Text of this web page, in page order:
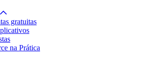
gratuitas
na Prática